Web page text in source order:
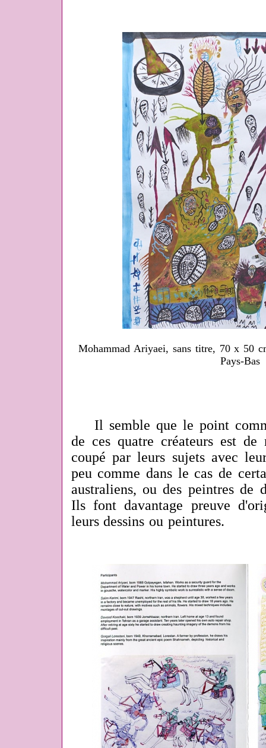
Mohammad Ariyaei, sans titre, 70 x 50
Pays-Bas
Il semble que le point
de ces quatre créateurs est
coupé par leurs sujets avec
peu comme dans le cas de
australiens, ou des peintres de
Ils font davantage preuve
leurs dessins ou peintures.